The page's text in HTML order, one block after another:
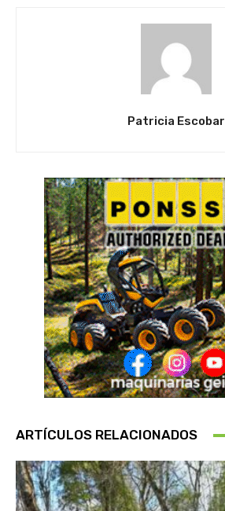
Patricia Escobar
ARTÍCULOS RELACIONADOS